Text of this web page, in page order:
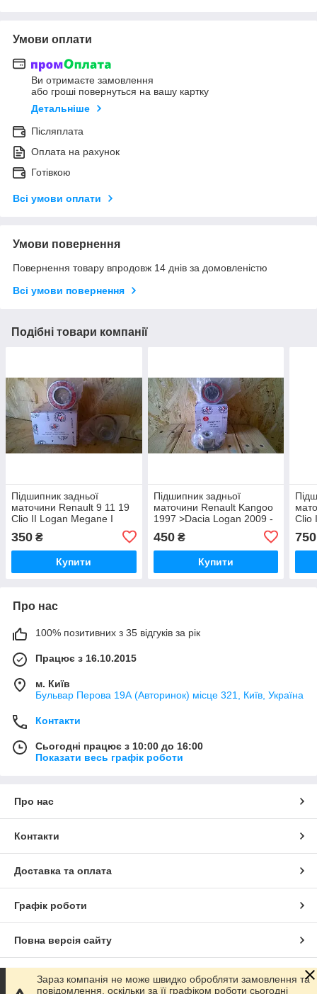
Умови оплати
Ви отримаєте замовлення
або гроші повернуться на вашу картку
Детальніше
Післяплата
Оплата на рахунок
Готівкою
Всі умови оплати
Умови повернення
Повернення товару впродовж 14 днів за домовленістю
Всі умови повернення
Подібні товари компанії
Підшипник задньої
маточини Renault 9 11 19
Clio II Logan Megane I
350 ₴
Купити
Підшипник задньої
маточини Renault Kangoo
1997 >Dacia Logan 2009 -
> 25x55x43 (7701205596)
450₴
Купити
Clio
750
Про нас
100% позитивних з 35 відгуків за рік
Працює з 16.10.2015
м. Київ
Бульвар Перова 19А (Авторинок) місце 321, Київ, Україна
Контакти
Сьогодні працює з 10:00 до 16:00
Показати весь графік роботи
Про нас
Контакти
Доставка та оплата
Графік роботи
Повна версія сайту
Сайт створено на маркетплейсі Prom.ua
Зараз компанія не може швидко обробляти замовлення та
повідомлення, оскільки за її графіком роботи сьогодні